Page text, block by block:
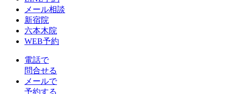
メール相談
新宿院
六本木院
WEB予約
電話で
問合せる
メールで
予約する